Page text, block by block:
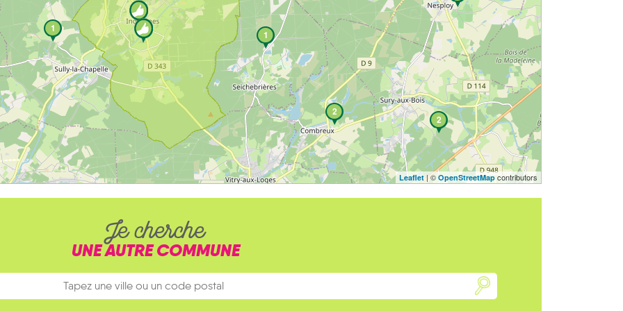
2
1
1
2
Leaflet | © OpenStreetMapcontributors
Je cherche
UNE AUTRE COMMUNE